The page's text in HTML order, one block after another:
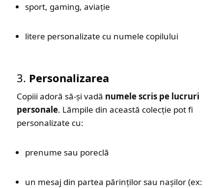
sport, gaming, aviație
litere personalizate cu numele copilului
3. Personalizarea
Copiii adoră să-și vadă numele scris pe lucruri
personale. Lămpile din această colecție pot fi
personalizate cu:
prenume sau poreclă
un mesaj din partea părinților sau nașilor (ex: